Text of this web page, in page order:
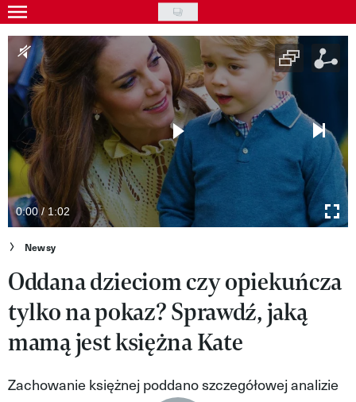
Skip
to
main
content
Gwiazdy
Ludzie
Moda
Uroda
Styl życia
Kultura
Wideo
Nasze akcje
VIVA!ART
VIVA!MODA
0:00 / 1:02
Newsy
Oddana dzieciom czy opiekuńcza
tylko na pokaz? Sprawdź, jaką
mamą jest księżna Kate
Zachowanie księżnej poddano szczegółowej analizie